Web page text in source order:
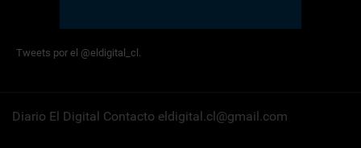
Tweets por el @eldigital_cl.
Diario El Digital Contacto eldigital.cl@gmail.com